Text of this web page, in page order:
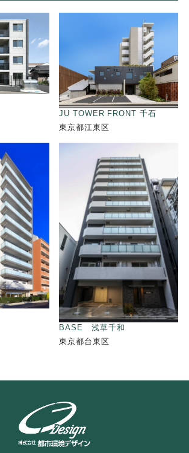
JU TOWER FRONT 千石
東京都江東区
BASE 浅草千和
東京都台東区